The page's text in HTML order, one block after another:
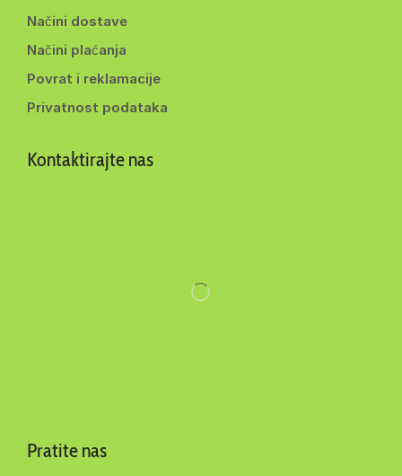
Načini dostave
Načini plaćanja
Povrat i reklamacije
Privatnost podataka
Kontaktirajte nas
Pratite nas